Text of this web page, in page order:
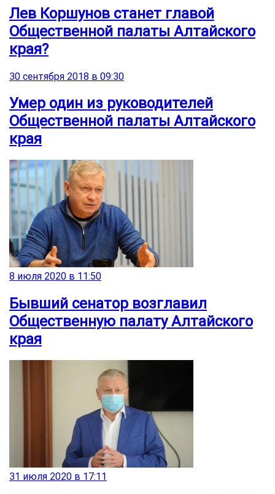
Лев Коршунов станет главой
Общественной палаты Алтайского
края?
30 сентября 2018 в 09:30
Умер один из руководителей
Общественной палаты Алтайского
края
8 июля 2020 в 11:50
Бывший сенатор возглавил
Общественную палату Алтайского
края
31 июля 2020 в 17:11